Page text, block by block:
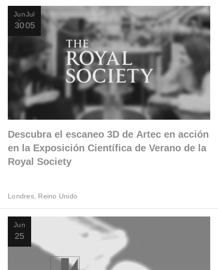
Jun
30
Jul
05
Descubra el escaneo 3D de Artec en acción
en la Exposición Científica de Verano de la
Royal Society
Londres, Reino Unido
Jun
25